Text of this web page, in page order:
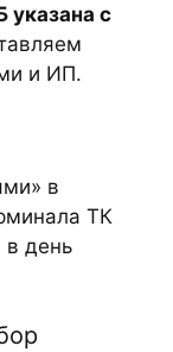
указана с
и ИП.
в
ТК
в день